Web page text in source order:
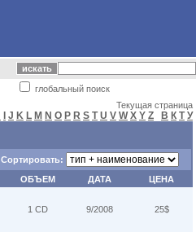
глобальный поиск
Текущая страница
J K L M N O P R S T U V W X Y Z В К Т У
Сортировать:
ОБЪЕМ ДАТА ЦЕНА
1 CD 9/2008 25$